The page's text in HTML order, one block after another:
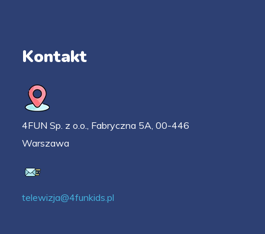
Kontakt
4FUN Sp. z o.o., Fabryczna 5A, 00-446
Warszawa
telewizja@4funkids.pl